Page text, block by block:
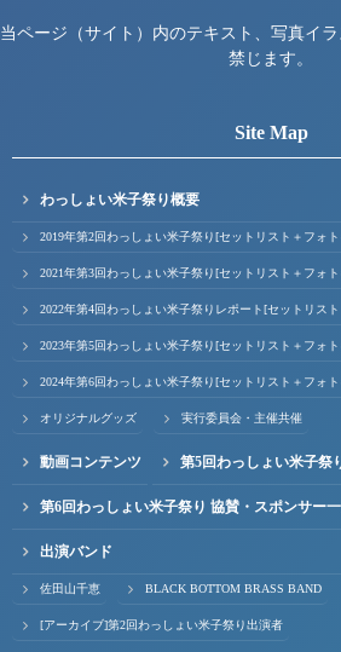
当ページ（サイト）内のテキスト、写真イ
禁じます。
Site Map
わっしょい米子祭り概要
2019年第2回わっしょい米子祭り[セットリスト＋フォ
2021年第3回わっしょい米子祭り[セットリスト＋フォ
2022年第4回わっしょい米子祭りレポート[セットリス
2023年第5回わっしょい米子祭り[セットリスト＋フォ
2024年第6回わっしょい米子祭り[セットリスト＋フォ
オリジナルグッズ 実行委員会・主催共催
動画コンテンツ 第5回わっしょい米子祭
第6回わっしょい米子祭り 協賛・スポンサー
出演バンド
佐田山千恵 BLACK BOTTOM BRASS BAND
[アーカイブ]第2回わっしょい米子祭り出演者